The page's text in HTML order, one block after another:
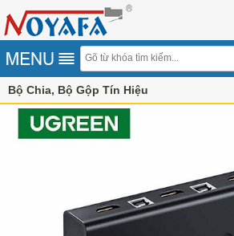
Bộ Chia, Bộ Gộp Tín Hiệu
Bộ gộp switch KVM cổng USB/PS2